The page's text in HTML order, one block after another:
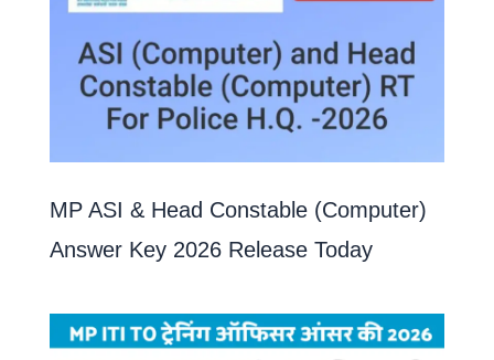
MP ASI & Head Constable (Computer)
Answer Key 2026 Release Today